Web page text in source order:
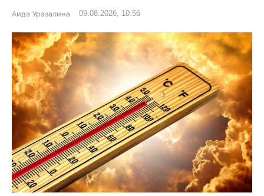
Аида Уразалина 09.08.2026, 10:56